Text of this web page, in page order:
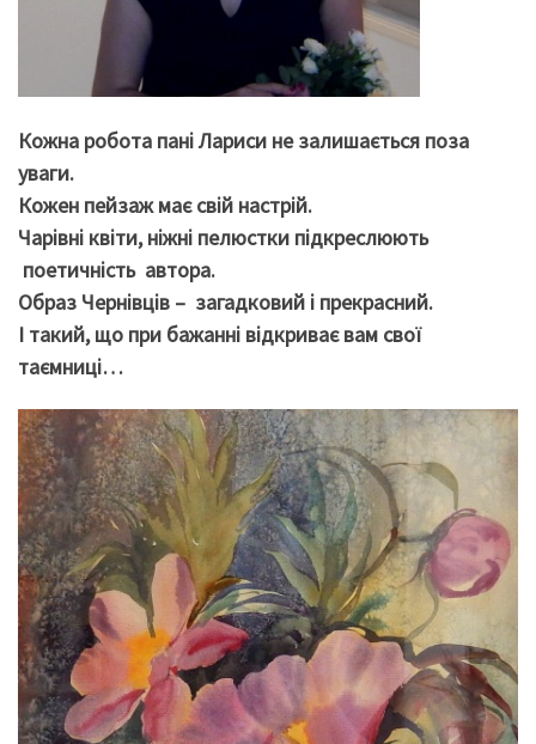
Кожна робота пані Лариси не залишається поза
уваги.
Кожен пейзаж має свій настрій.
Чарівні квіти, ніжні пелюстки підкреслюють
поетичність автора.
Образ Чернівців – загадковий і прекрасний.
І такий, що при бажанні відкриває вам свої
таємниці…